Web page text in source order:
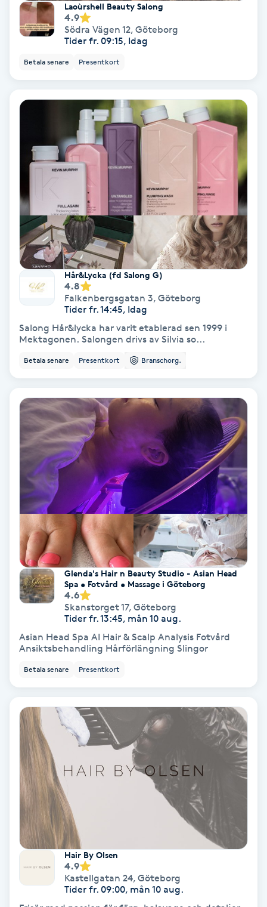
Optiker
Ortopedi
Paraffinbehandling
Pedikyr
Pensionärklippning
Permanent
Permanent hårborttagning
Permanent ögonbrynsmakeup
Personal shopper
Personlig tränare
Picolaser
Piercing
Pigmentbehandling
Pigmentfläckar
Plastikkirurgi
Powder brows
Power Yoga
PRP (Platelet Rich Plasma)
Psoriasis
Radiofrekvens
Rakning
Reflexologi
Laoùrshell Beauty Salong
4.9
Södra Vägen 12, Göteborg
Tider fr. 09:15, Idag
Betala senare Presentkort
Hår&Lycka (fd Salong G)
4.8
Falkenbergsgatan 3, Göteborg
Tider fr. 14:45, Idag
Salong Hår&lycka har varit etablerad sen 1999 i
Mektagonen. Salongen drivs av Silvia so...
Betala senare Presentkort Branschorg.
Glenda's Hair n Beauty Studio - Asian Head
Spa • Fotvård • Massage i Göteborg
4.6
Skanstorget 17, Göteborg
Tider fr. 13:45, mån 10 aug.
Asian Head Spa AI Hair & Scalp Analysis Fotvård
Ansiktsbehandling Hårförlängning Slingor
Betala senare Presentkort
Hair By Olsen
4.9
Kastellgatan 24, Göteborg
Tider fr. 09:00, mån 10 aug.